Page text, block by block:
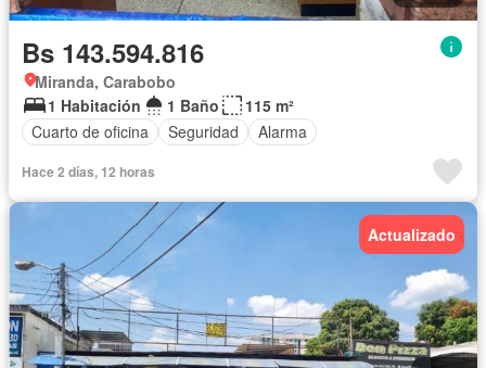
Bs 143.594.816
Miranda, Carabobo
1 Habitación
1 Baño
115 m²
Cuarto de oficina
Seguridad Alarma
Hace 2 días, 12 horas
Actualizado